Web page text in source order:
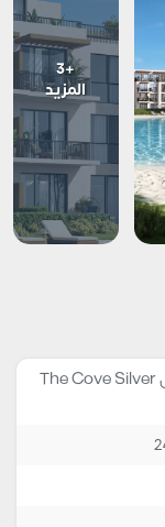
+3
المزيد
مشروع ذا كوف سيلفر ساندس The Cove Silver